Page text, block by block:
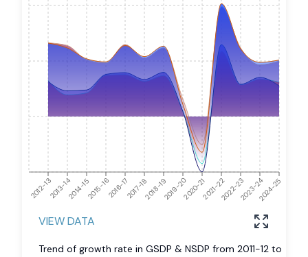
2012-132013-142014-152015-162016-172017-182018-192019-202020-212021-222022-232023-242024-25
VIEW DATA
Trend of growth rate in GSDP & NSDP from 2011-12 to